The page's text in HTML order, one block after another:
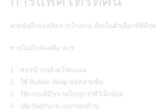
หากยังมีกล่องเดิมจากโรงงาน ถือเป็นตัวเลือกที่ดีที่สุด
หากไม่มีกล่องเดิม ควร
ห่อหน้าจอด้วยโฟมแผ่น
ใช้ Bubble Wrap ห่อหลายชั้น
ใช้กล่องที่มีขนาดใหญ่กว่าทีวีเล็กน้อย
เติมวัสดุกันกระแทกรอบด้าน